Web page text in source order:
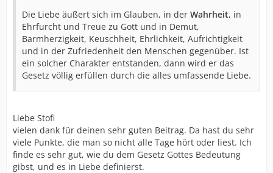
Die Liebe äußert sich im Glauben, in der Wahrheit, in
Ehrfurcht und Treue zu Gott und in Demut,
Barmherzigkeit, Keuschheit, Ehrlichkeit, Aufrichtigkeit
und in der Zufriedenheit den Menschen gegenüber. Ist
ein solcher Charakter entstanden, dann wird er das
Gesetz völlig erfüllen durch die alles umfassende Liebe.
Liebe Stofi
vielen dank für deinen sehr guten Beitrag. Da hast du sehr
viele Punkte, die man so nicht alle Tage hört oder liest. Ich
finde es sehr gut, wie du dem Gesetz Gottes Bedeutung
gibst, und es in Liebe definierst.